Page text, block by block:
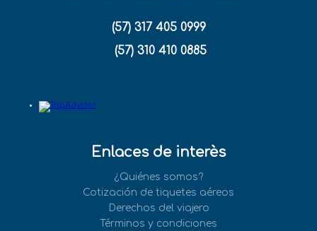
(57) 317 405 0999
(57) 310 410 0885
Enlaces de interès
¿Quiénes somos?
Cotización de tiquetes aéreos
Derechos del viajero
Términos y condiciones